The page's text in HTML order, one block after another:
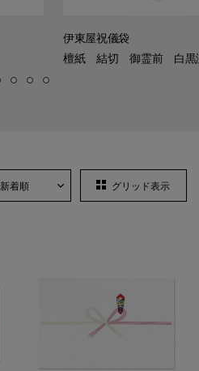
伊東屋祝儀袋
檀紙 結切 御霊前 白黒
新着順 グリッド表示